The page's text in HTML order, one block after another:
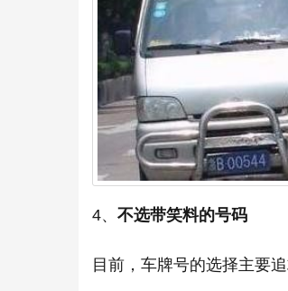
4、 不选带笑料的号码
目前，车牌号的选择主要